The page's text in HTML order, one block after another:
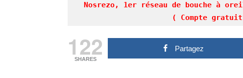
Nosrezo, 1er réseau de bouche à
( Compte
122
SHARES
Partagez